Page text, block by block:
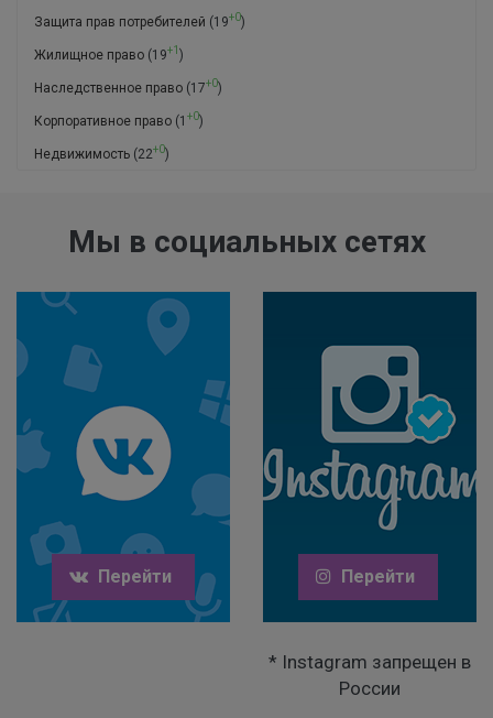
Защита прав потребителей (19+0)
Жилищное право (19+1 )
Наследственное право (17+0)
Корпоративное право (1 +0)
Недвижимость (22+0)
Мы в социальных сетях
Перейти Перейти
* Instagram запрещен в
России